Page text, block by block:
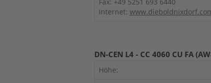
Internet:
DN-CEN L4 - CC 4060 CU FA
Höhe: